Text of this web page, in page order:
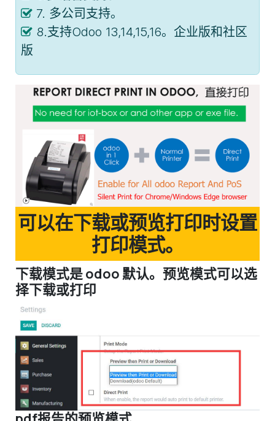
7. 多公司支持。
8.支持Odoo 13,14,15,16。企业版和社区
版
可以在下载或预览打印时设置
打印模式。
下载模式是 odoo 默认。预览模式可以选
择下载或打印